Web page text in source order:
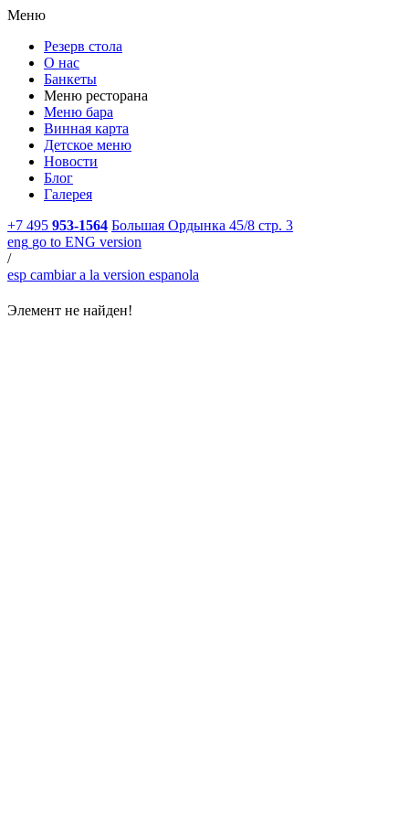
Меню
Резерв стола
О нас
Банкеты
Меню ресторана
Меню бара
Винная карта
Детское меню
Новости
Блог
Галерея
+7 495 953-1564 Большая Ордынка 45/8 стр. 3
eng go to ENG version
/
esp cambiar a la version espanola
Элемент не найден!